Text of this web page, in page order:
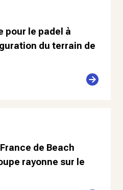
pour le padel à
du terrain de
de Beach
rayonne sur le